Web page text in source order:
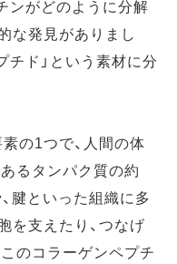
ンがどのように分解
な発見がありまし
チド」という素材に分
の1つで、人間の体
るタンパク質の約
腱といった組織に多
を支えたり、つなげ
のコラーゲンペプチ